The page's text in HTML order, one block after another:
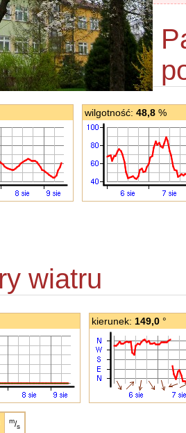
wilgotność: 48,8 %
wiatru
kierunek: 149,0 °
m/s